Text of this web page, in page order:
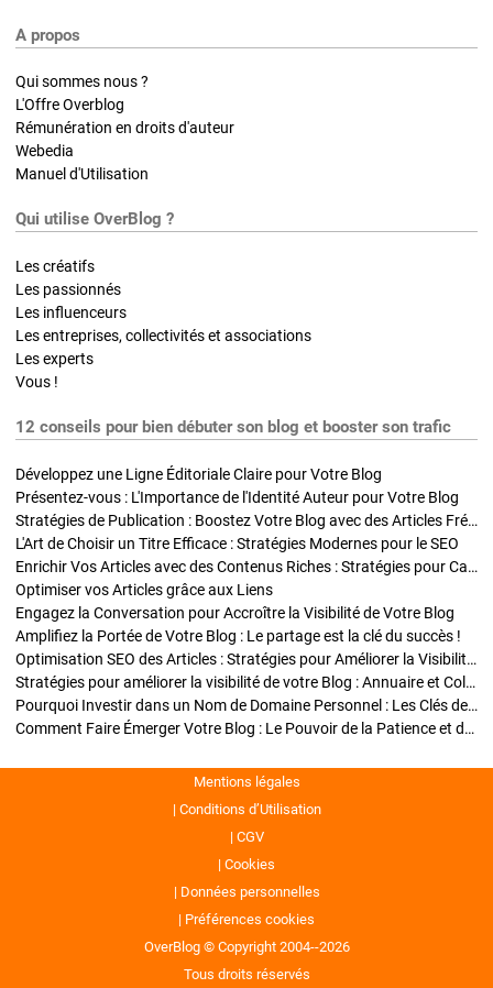
A propos
Qui sommes nous ?
L'Offre Overblog
Rémunération en droits d'auteur
Webedia
Manuel d'Utilisation
Qui utilise OverBlog ?
Les créatifs
Les passionnés
Les influenceurs
Les entreprises, collectivités et associations
Les experts
Vous !
12 conseils pour bien débuter son blog et booster son trafic
Développez une Ligne Éditoriale Claire pour Votre Blog
Présentez-vous : L'Importance de l'Identité Auteur pour Votre Blog
Stratégies de Publication : Boostez Votre Blog avec des Articles Fréquents et Exclusifs
L'Art de Choisir un Titre Efficace : Stratégies Modernes pour le SEO
Enrichir Vos Articles avec des Contenus Riches : Stratégies pour Captiver et Optimiser
Optimiser vos Articles grâce aux Liens
Engagez la Conversation pour Accroître la Visibilité de Votre Blog
Amplifiez la Portée de Votre Blog : Le partage est la clé du succès !
Optimisation SEO des Articles : Stratégies pour Améliorer la Visibilité de Votre Blog
Stratégies pour améliorer la visibilité de votre Blog : Annuaire et Collaborations
Pourquoi Investir dans un Nom de Domaine Personnel : Les Clés de la Réussite de Votre Blog
Comment Faire Émerger Votre Blog : Le Pouvoir de la Patience et de la Persévérance
Mentions légales
Conditions d’Utilisation
CGV
Cookies
Données personnelles
Préférences cookies
OverBlog © Copyright 2004--2026
Tous droits réservés